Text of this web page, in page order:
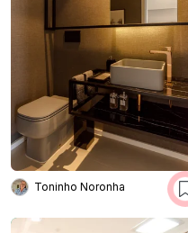
Toninho Noronha